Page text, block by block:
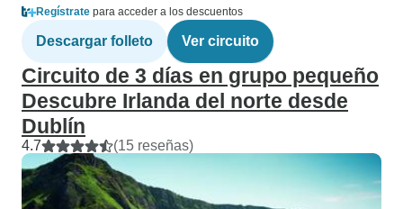
Regístrate para acceder a los descuentos
Descargar folleto Ver circuito
Circuito de 3 días en grupo pequeño
Descubre Irlanda del norte desde
Dublín
4.7 (15 reseñas)